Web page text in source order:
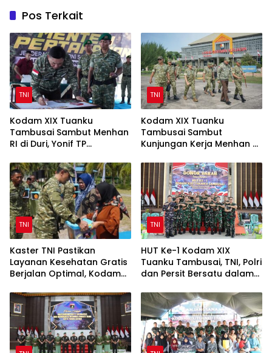
Pos Terkait
TNI
Kodam XIX Tuanku
Tambusai Sambut Menhan
RI di Duri, Yonif TP
Fokus Peninjauan
TNI
Kodam XIX Tuanku
Tambusai Sambut
Kunjungan Kerja Menhan RI
Bulqin dan Yonif TP
898/Pancalang Cakti
TNI
Kaster TNI Pastikan
Layanan Kesehatan Gratis
Berjalan Optimal, Kodam
untuk Masyarakat Lingga
TNI
HUT Ke-1 Kodam XIX
Tuanku Tambusai, TNI, Polri
dan Persit Bersatu dalam